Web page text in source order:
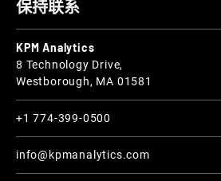
保持联系
KPM Analytics
8 Technology Drive,
Westborough, MA 01581
+1 774-399-0500
info@kpmanalytics.com